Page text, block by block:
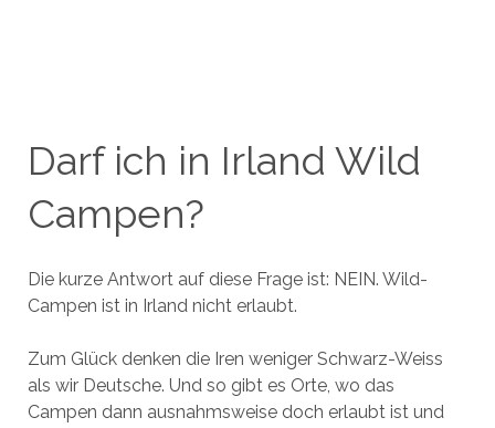
Darf ich in Irland Wild
Campen?
Die kurze Antwort auf diese Frage ist: NEIN. Wild-
Campen ist in Irland nicht erlaubt.
Zum Glück denken die Iren weniger Schwarz-Weiss
als wir Deutsche. Und so gibt es Orte, wo das
Campen dann ausnahmsweise doch erlaubt ist und